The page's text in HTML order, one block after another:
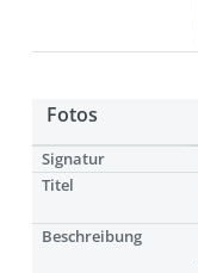
Fotos
Signatur
Titel
Beschreibung